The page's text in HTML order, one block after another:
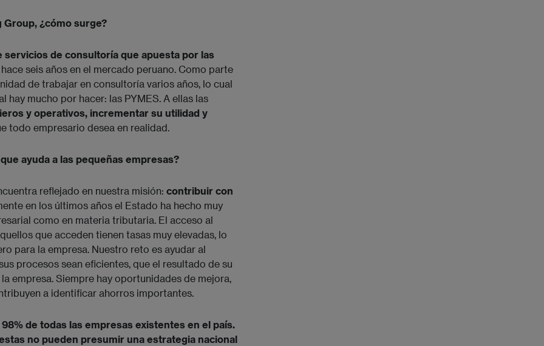
Group, ¿cómo surge?
servicios de consultoría que apuesta por las
seis años en el mercado peruano. Como parte
de trabajar en consultoría varios años, lo cual
hay mucho por hacer: las PYMES. A ellas las
y operativos, incrementar su utilidad y
todo empresario desea en realidad.
ayuda a las pequeñas empresas?
reflejado en nuestra misión: contribuir con
en los últimos años el Estado ha hecho muy
como en materia tributaria. El acceso al
que acceden tienen tasas muy elevadas, lo
para la empresa. Nuestro reto es ayudar al
procesos sean eficientes, que el resultado de su
empresa. Siempre hay oportunidades de mejora,
a identificar ahorros importantes.
de todas las empresas existentes en el país.
no pueden presumir una estrategia nacional